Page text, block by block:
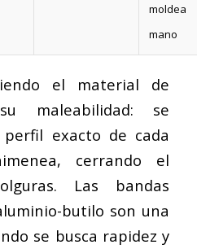
mano
el material de
maleabilidad: se
exacto de cada
cerrando el
Las bandas
butilo son una
se busca rapidez y